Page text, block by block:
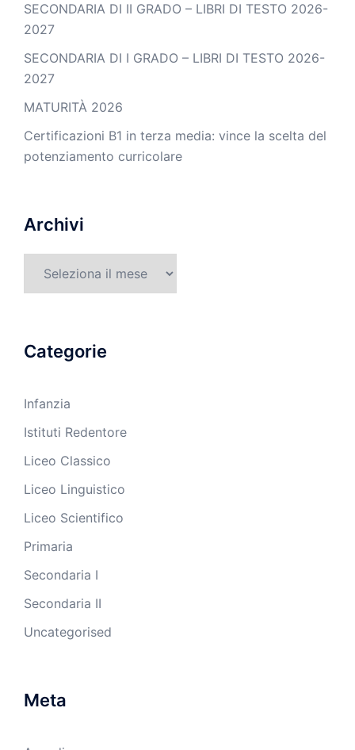
SECONDARIA DI II GRADO – LIBRI DI TESTO 2026-
2027
SECONDARIA DI I GRADO – LIBRI DI TESTO 2026-
2027
MATURITÀ 2026
Certificazioni B1 in terza media: vince la scelta del
potenziamento curricolare
Archivi
Categorie
Infanzia
Istituti Redentore
Liceo Classico
Liceo Linguistico
Liceo Scientifico
Primaria
Secondaria I
Secondaria II
Uncategorised
Meta